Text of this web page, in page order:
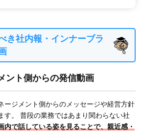
き社内報・インナーブラ
ント側からの発信動画
ージメント側からのメッセージや経営方針
す。 普段の業務ではあまり関わらない社
内で話している姿を見ることで、親近感・